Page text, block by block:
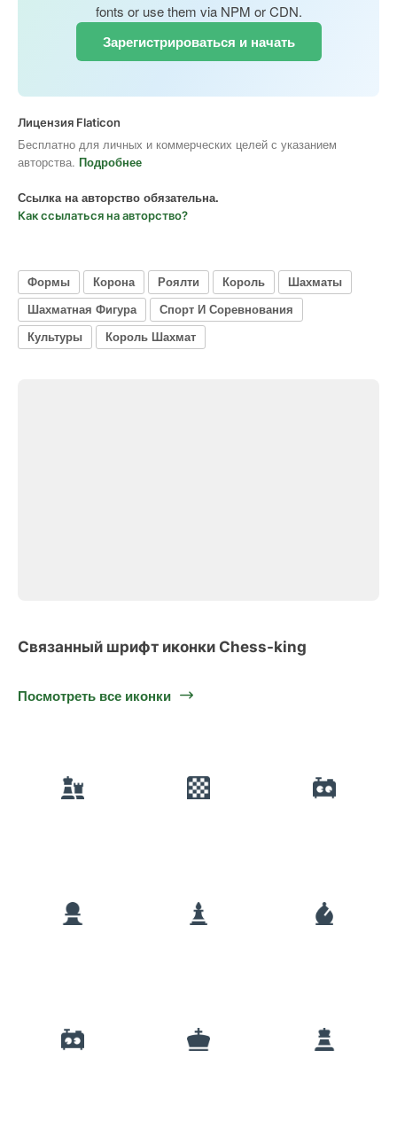
fonts or use them via NPM or CDN.
Зарегистрироваться и начать
Лицензия Flaticon
Бесплатно для личных и коммерческих целей с указанием
авторства. Подробнее
Ссылка на авторство обязательна.
Как ссылаться на авторство?
Формы Корона Роялти Король
Шахматы
Шахматная Фигура
Спорт И Соревнования
Культуры
Король Шахмат
Связанный шрифт иконки Chess-king
Посмотреть все иконки